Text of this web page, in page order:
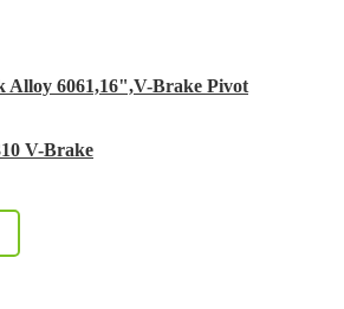
Alloy 6061,16",V-Brake Pivot
V-Brake